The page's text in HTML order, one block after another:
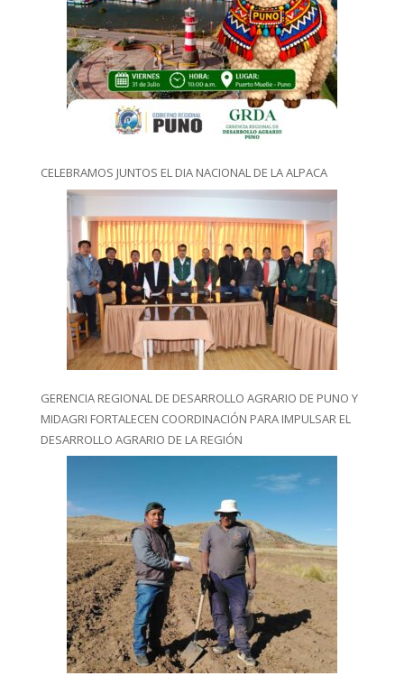
CELEBRAMOS JUNTOS EL DIA NACIONAL DE LA ALPACA
GERENCIA REGIONAL DE DESARROLLO AGRARIO DE PUNO Y
MIDAGRI FORTALECEN COORDINACIÓN PARA IMPULSAR EL
DESARROLLO AGRARIO DE LA REGIÓN